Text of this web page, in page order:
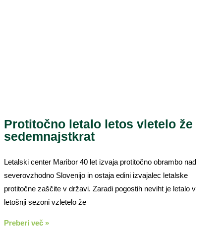
Protitočno letalo letos vletelo že
sedemnajstkrat
Letalski center Maribor 40 let izvaja protitočno obrambo nad
severovzhodno Slovenijo in ostaja edini izvajalec letalske
protitočne zaščite v državi. Zaradi pogostih neviht je letalo v
letošnji sezoni vzletelo že
Preberi več »